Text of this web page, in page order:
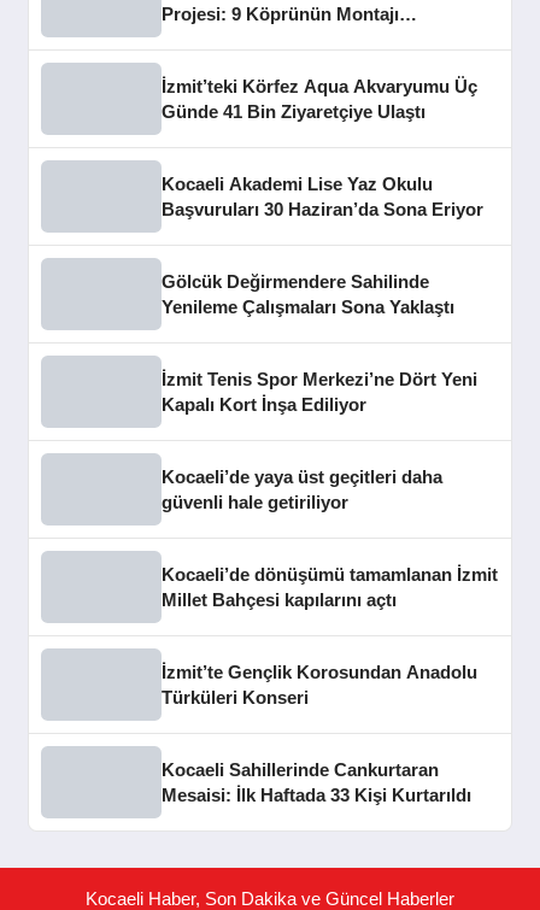
Projesi: 9 Köprünün Montajı
İzmit’teki Körfez Aqua Akvaryumu Üç
Günde 41 Bin Ziyaretçiye Ulaştı
Kocaeli Akademi Lise Yaz Okulu
Başvuruları 30 Haziran’da Sona Eriyor
Gölcük Değirmendere Sahilinde
Yenileme Çalışmaları Sona Yaklaştı
İzmit Tenis Spor Merkezi’ne Dört Yeni
Kapalı Kort İnşa Ediliyor
Kocaeli’de yaya üst geçitleri daha
güvenli hale getiriliyor
Kocaeli’de dönüşümü tamamlanan İzmit
Millet Bahçesi kapılarını açtı
İzmit’te Gençlik Korosundan Anadolu
Türküleri Konseri
Kocaeli Sahillerinde Cankurtaran
Mesaisi: İlk Haftada 33 Kişi Kurtarıldı
Kocaeli Haber, Son Dakika ve Güncel Haberler